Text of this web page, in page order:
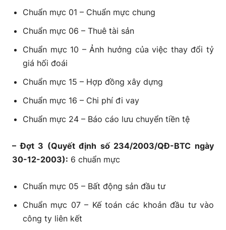
VAS 18 – Các khoản dự phòng, tài sản và nợ
tiềm tàng
VAS 19 – Hợp đồng bảo hiểm
VAS 21 – Trình bày báo cáo tài chính
chính của các ngân hàng và tổ chức tài
chính tương tự
VAS 23 – Các sự kiện phát sinh sau ngày
VAS 24 – Báo cáo lưu chuyển tiền tệ
VAS 25 – Báo cáo tài chính hợp nhất và kế
toán khoản đầu tư vào công ty con
VAS 27 – Báo cáo tài chính giữa niên độ
Chuẩn mực 01 – Chuẩn mực chung
Chuẩn mực 06 – Thuê tài sản
Chuẩn mực 10 – Ảnh hưởng của việc thay đổi tỷ
giá hối đoái
Chuẩn mực 15 – Hợp đồng xây dựng
Chuẩn mực 16 – Chi phí đi vay
Chuẩn mực 24 – Báo cáo lưu chuyển tiền tệ
– Đợt 3 (Quyết định số 234/2003/QĐ-BTC ngày
30-12-2003): 6 chuẩn mực
Chuẩn mực 05 – Bất động sản đầu tư
Chuẩn mực 07 – Kế toán các khoản đầu tư vào
công ty liên kết